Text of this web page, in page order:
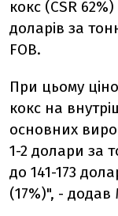
кокс (CSR
доларів за
FOB.
При цьому
кокс на
основних
1-2 долари за
до 141-173
(17%)", -